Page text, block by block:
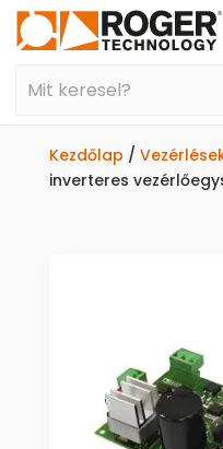
Kezdőlap /
inverteres